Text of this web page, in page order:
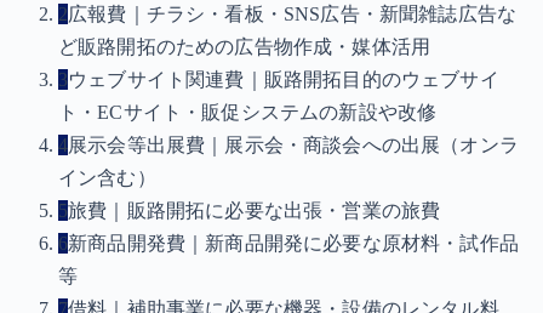
2広報費｜チラシ・看板・SNS広告・新聞雑誌広告な
ど販路開拓のための広告物作成・媒体活用
3ウェブサイト関連費｜販路開拓目的のウェブサイ
ト・ECサイト・販促システムの新設や改修
4展示会等出展費｜展示会・商談会への出展（オンラ
イン含む）
5旅費｜販路開拓に必要な出張・営業の旅費
6新商品開発費｜新商品開発に必要な原材料・試作品
等